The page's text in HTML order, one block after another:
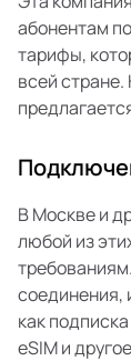
абонентам
тарифы,
всей
В Москве и
любой из
соединения,
как
eSIM и